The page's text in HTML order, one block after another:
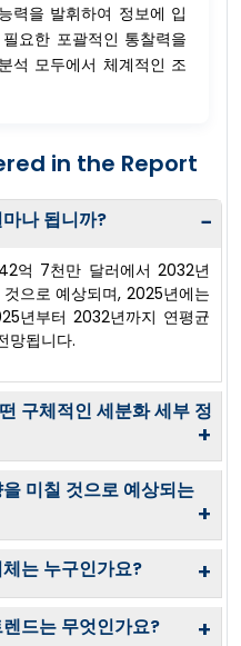
력을 발휘하여 정보에 입
요한 포괄적인 통찰력을
석 모두에서 체계적인 조
in the Report
나 됩니까? −
억 7천만 달러에서 2032년
으로 예상되며, 2025년에는
년부터 2032년까지 연평균
망됩니다.
구체적인 세분화 세부 정
+
미칠 것으로 예상되는
+
는 누구인가요? +
드는 무엇인가요? +